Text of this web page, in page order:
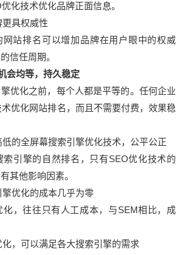
技术优化品牌正面信息。
具权威性
排名可以增加品牌在用户眼中的权威
信任周期。
会均等，持久稳定
化之前，每个人都是平等的。任何企业
优化网站排名，而且不需要付费，效果稳
全屏幕搜索引擎优化技术，公平公正
擎的自然排名，只有SEO优化技术的
其他影响因素。
优化的成本几乎为零
往往只有人工成本，与SEM相比，成
可以满足各大搜索引擎的需求